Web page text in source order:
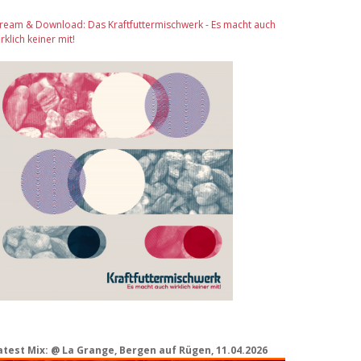
& Download: Das Kraftfuttermischwerk - Es macht auch
keiner mit!
Mix: @ La Grange, Bergen auf Rügen, 11.04.2026